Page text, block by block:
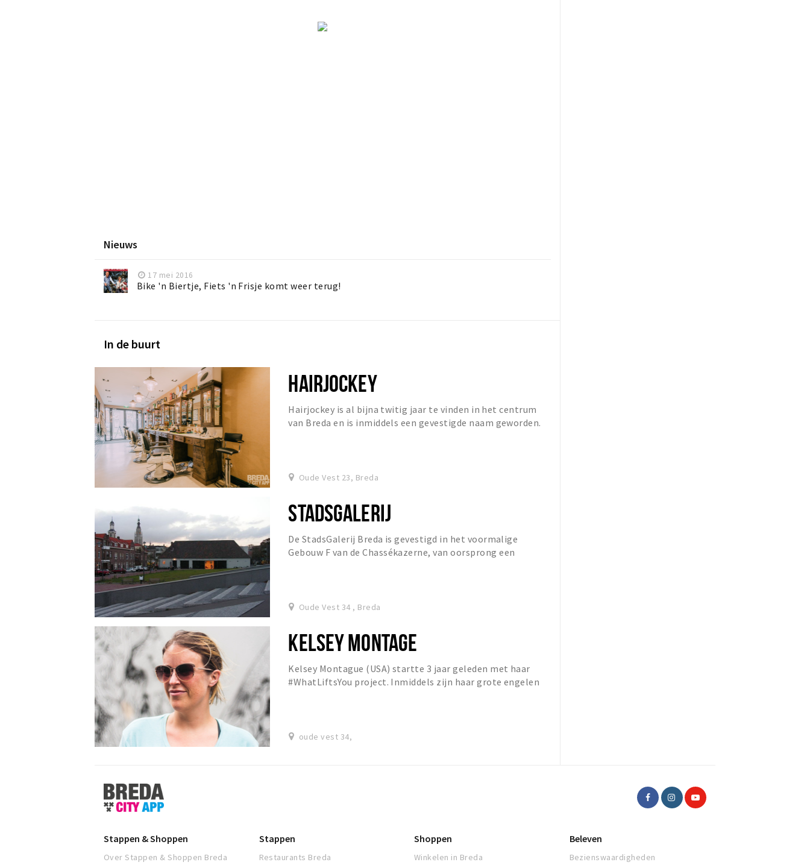
Nieuws
17 mei 2016
Bike 'n Biertje, Fiets 'n Frisje komt weer terug!
In de buurt
HAIRJOCKEY
Hairjockey is al bijna twitig jaar te vinden in het centrum
van Breda en is inmiddels een gevestigde naam geworden.
Oude Vest 23, Breda
STADSGALERIJ
De StadsGalerij Breda is gevestigd in het voormalige
Gebouw F van de Chassékazerne, van oorsprong een
Oude Vest 34 , Breda
KELSEY MONTAGE
Kelsey Montague (USA) startte 3 jaar geleden met haar
#WhatLiftsYou project. Inmiddels zijn haar grote engelen
oude vest 34,
Stappen
&
Shoppen
Stappen & Shoppen
Over Stappen & Shoppen Breda
Stappen
Restaurants Breda
Shoppen
Winkelen in Breda
Beleven
Bezienswaardigheden